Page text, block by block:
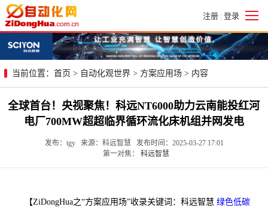
注册 | 登录
当前位置： 首页 > 自动化观世界 > 方案应用场 > 内容
全球首台！央视聚焦！科远NT6000助力云南能投红河
电厂700MW超超临界循环流化床机组并网发电
发布：tgy 来源：科远智慧 发布时间：2025-03-27 17:01
第一对焦： 科远智慧
【ZiDongHua之“方案应用场”收录关键词：科远智慧绿色低碳